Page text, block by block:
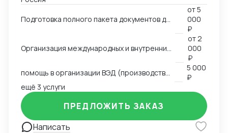
таможенного оформления, оптовые продажи всё
делал сам), работал с логистическими компаниями,
общался с поставщиками, прорабатывали различные
схемы доставки (очень сложные включая мед
сейчас в основном работаю с Китаем и Турцией.
Возил различные группы товаров. Участвую в
различных семинарах и выставках.
Подготовка полного пакета документов для экспортно-импортных поставок
от5
000
₽
Организация международных и внутренних перевозок всеми видами транспорта
от2
000
₽
5 000
₽
ещё 3 услуги
Написать
ПРЕДЛОЖИТЬ ЗАКАЗ